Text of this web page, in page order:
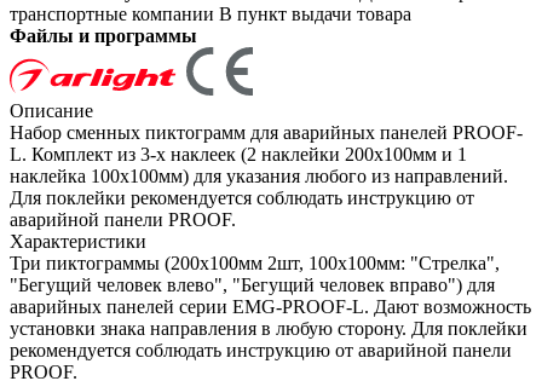
транспортные компании В пункт выдачи товара
Файлы и программы
Описание
Набор сменных пиктограмм для аварийных панелей PROOF-
L. Комплект из 3-х наклеек (2 наклейки 200х100мм и 1
наклейка 100х100мм) для указания любого из направлений.
Для поклейки рекомендуется соблюдать инструкцию от
аварийной панели PROOF.
Характеристики
Три пиктограммы (200х100мм 2шт, 100х100мм: "Стрелка",
"Бегущий человек влево", "Бегущий человек вправо") для
аварийных панелей серии EMG-PROOF-L. Дают возможность
установки знака направления в любую сторону. Для поклейки
рекомендуется соблюдать инструкцию от аварийной панели
PROOF.